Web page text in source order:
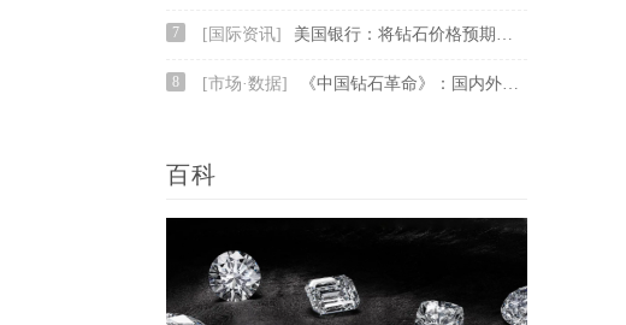
7 [国际资讯] 美国银行：将钻石价格预期上调15%
8 [市场·数据] 《中国钻石革命》：国内外培育钻石企业及品
百科